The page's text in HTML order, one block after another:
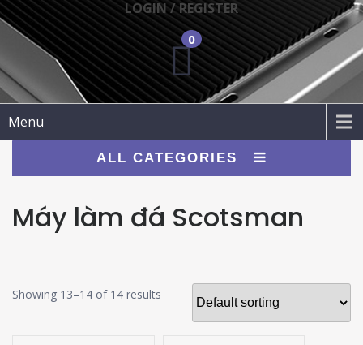
LOGIN / REGISTER
0
Menu
ALL CATEGORIES
Máy làm đá Scotsman
Showing 13–14 of 14 results